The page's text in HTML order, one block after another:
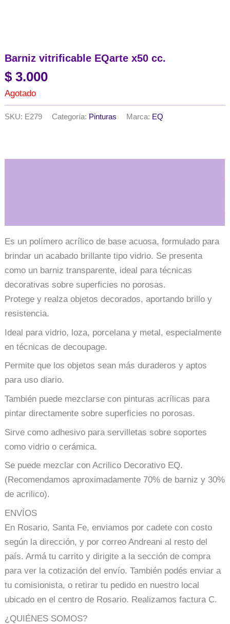
Barniz vitrificable EQarte x50 cc.
$ 3.000
Agotado
SKU: E279 Categoría: Pinturas Marca: EQ
Es un polímero acrílico de base acuosa, formulado para
brindar un acabado brillante tipo vidrio. Se presenta
como un barniz transparente, ideal para técnicas
decorativas sobre superficies no porosas.
Protege y realza objetos decorados, aportando brillo y
resistencia.
Ideal para vidrio, loza, porcelana y metal, especialmente
en técnicas de decoupage.
Permite que los objetos sean más duraderos y aptos
para uso diario.
También puede mezclarse con pinturas acrílicas para
pintar directamente sobre superficies no porosas.
Sirve como adhesivo para servilletas sobre soportes
como vidrio o cerámica.
Se puede mezclar con Acrilico Decorativo EQ.
(Recomendamos aproximadamente 70% de barniz y 30%
de acrilico).
ENVÍOS
En Rosario, Santa Fe, enviamos por cadete con costo
según la dirección, y por correo Andreani al resto del
país. Armá tu carrito y dirigite a la sección de compra
para ver la cotización del envío. También podés enviar a
tu comisionista, o retirar tu pedido en nuestro local
ubicado en el centro de Rosario. Realizamos factura C.
¿QUIÉNES SOMOS?